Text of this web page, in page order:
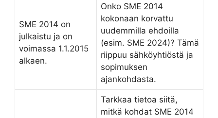
SME 2014 on
julkaistu ja on
voimassa 1.1.2015
alkaen.
Onko SME 2014
kokonaan korvattu
uudemmilla ehdoilla
(esim. SME 2024)? Tämä
riippuu sähköyhtiöstä ja
sopimuksen
ajankohdasta.
Tarkkaa tietoa siitä,
mitkä kohdat SME 2014